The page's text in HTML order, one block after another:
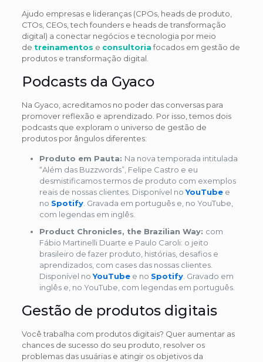
Ajudo empresas e lideranças (CPOs, heads de produto,
CTOs, CEOs, tech founders e heads de transformação
digital) a conectar negócios e tecnologia por meio
de treinamentos e consultoriafocados em gestão de
produtos e transformação digital.
Podcasts da Gyaco
Na Gyaco, acreditamos no poder das conversas para
promover reflexão e aprendizado. Por isso, temos dois
podcasts que exploram o universo de gestão de
produtos por ângulos diferentes:
Produto em Pauta: Na nova temporada intitulada
“Além das Buzzwords”, Felipe Castro e eu
desmistificamos termos de produto com exemplos
reais de nossas clientes. Disponível noYouTubee
no Spotify. Gravada em português e, no YouTube,
com legendas em inglês.
Product Chronicles, the Brazilian Way: com
Fábio Martinelli Duarte e Paulo Caroli: o jeito
brasileiro de fazer produto, histórias, desafios e
aprendizados, com cases das nossas clientes.
Disponível noYouTubee no Spotify. Gravado em
inglês e, no YouTube, com legendas em português.
Gestão de produtos digitais
Você trabalha com produtos digitais? Quer aumentar as
chances de sucesso do seu produto, resolver os
problemas das usuárias e atingir os objetivos da